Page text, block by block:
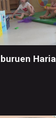
Haria